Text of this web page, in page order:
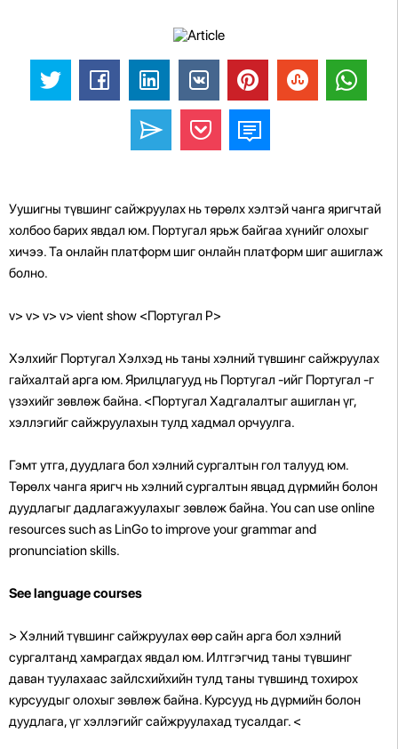
Уушигны түвшинг сайжруулах нь төрөлх хэлтэй чанга яригчтай
холбоо барих явдал юм. Португал ярьж байгаа хүнийг олохыг
хичээ. Та онлайн платформ шиг онлайн платформ шиг ашиглаж
болно.
v> v> v> v> vient show <Португал P>
Хэлхийг Португал Хэлхэд нь таны хэлний түвшинг сайжруулах
гайхалтай арга юм. Ярилцлагууд нь Португал -ийг Португал -г
үзэхийг зөвлөж байна. <Португал Хадгалалтыг ашиглан үг,
хэллэгийг сайжруулахын тулд хадмал орчуулга.
Гэмт утга, дуудлага бол хэлний сургалтын гол талууд юм.
Төрөлх чанга яригч нь хэлний сургалтын явцад дүрмийн болон
дуудлагыг дадлагажуулахыг зөвлөж байна. You can use online
resources such as LinGo to improve your grammar and
pronunciation skills.
See language courses
> Хэлний түвшинг сайжруулах өөр сайн арга бол хэлний
сургалтанд хамрагдах явдал юм. Илтгэгчид таны түвшинг
даван туулахаас зайлсхийхийн тулд таны түвшинд тохирох
курсуудыг олохыг зөвлөж байна. Курсууд нь дүрмийн болон
дуудлага, үг хэллэгийг сайжруулахад тусалдаг. <